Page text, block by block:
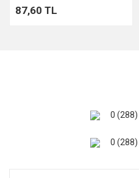
87,60 TL
0 (288)
0 (288)